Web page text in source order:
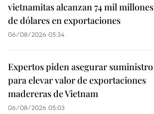
vietnamitas alcanzan 74 mil millones
de dólares en exportaciones
06/08/2026 05:34
Expertos piden asegurar suministro
para elevar valor de exportaciones
madereras de Vietnam
06/08/2026 05:03